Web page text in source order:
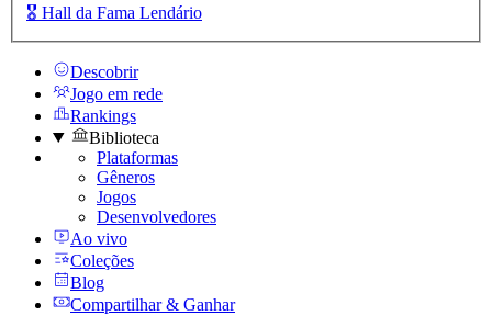
🎖️ Hall da Fama Lendário
Descobrir
Jogo em rede
Rankings
Biblioteca
Plataformas
Gêneros
Jogos
Desenvolvedores
Ao vivo
Coleções
Blog
Compartilhar & Ganhar